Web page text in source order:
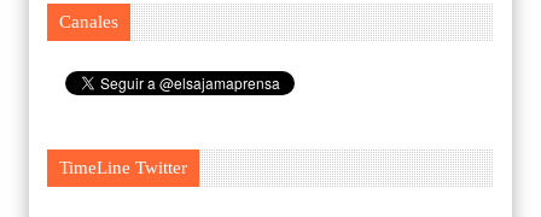
Canales
TimeLine Twitter